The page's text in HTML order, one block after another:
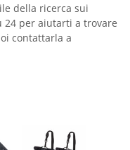
della ricerca sui
24 per aiutarti a trovare
contattarla a